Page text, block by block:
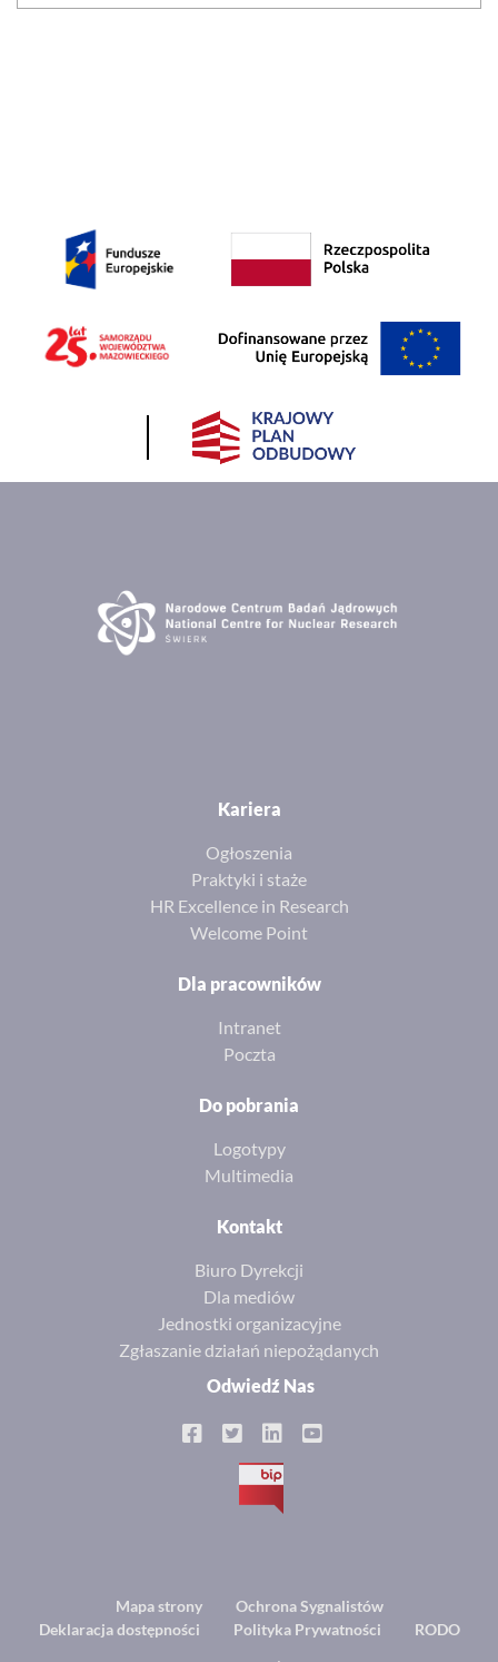
Kariera
Ogłoszenia
Praktyki i staże
HR Excellence in Research
Welcome Point
Dla pracowników
Intranet
Poczta
Do pobrania
Logotypy
Multimedia
Kontakt
Biuro Dyrekcji
Dla mediów
Jednostki organizacyjne
Zgłaszanie działań niepożądanych
Odwiedź Nas
BIP
FooterMapa strony
Ochrona Sygnalistów
Deklaracja dostępności
Polityka Prywatności RODO